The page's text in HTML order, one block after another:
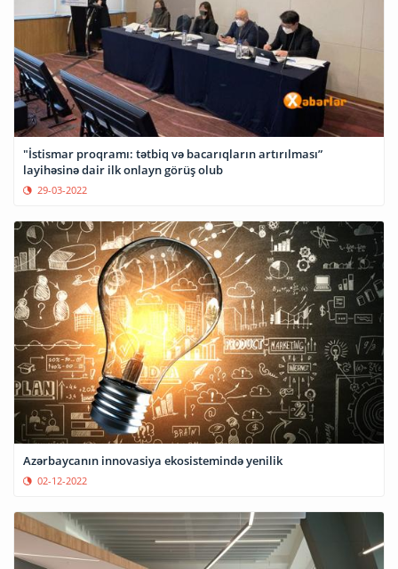
"İstismar proqramı: tətbiq və bacarıqların artırılması”
layihəsinə dair ilk onlayn görüş olub
29-03-2022
Azərbaycanın innovasiya ekosistemində yenilik
02-12-2022